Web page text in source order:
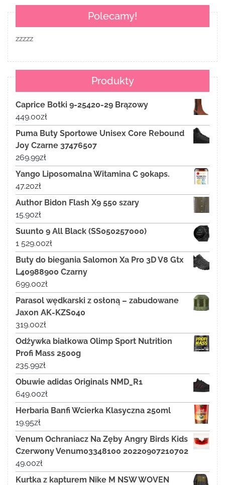
Polecamy!
zzzzz
Produkty
Caprice Botki 9-25420-29 Brązowy
449.00zł
Puma Buty Sportowe Unisex Core Rebound
Joy Czarne 37476507
269.99zł
Yango Liposomalna Witamina C 90kaps.
47.20zł
Author Bidon Flash X9 550 szary
15.90zł
Suunto 9 All Black (SS050257000)
1 529.00zł
Buty do biegania Salomon Xa Pro 3D V8 Gtx
L40988900 Czarny
699.00zł
Parasol wędkarski z osłoną – zabudowane
Jaxon AK-KZS040
319.00zł
Odżywka białkowa Olimp Sport Nutrition
Profi Mass 2500g
235.99zł
Obuwie adidas Originals NMD_R1
649.00zł
Herbaria Banfi Wcierka Klasyczna 250ml
19.95zł
Venum Ochraniacz Na Zęby Angry Birds Kids
Czerwony Venum03348100 20220907210702
49.00zł
Kurtka z kapturem Nike M NSW WOVEN